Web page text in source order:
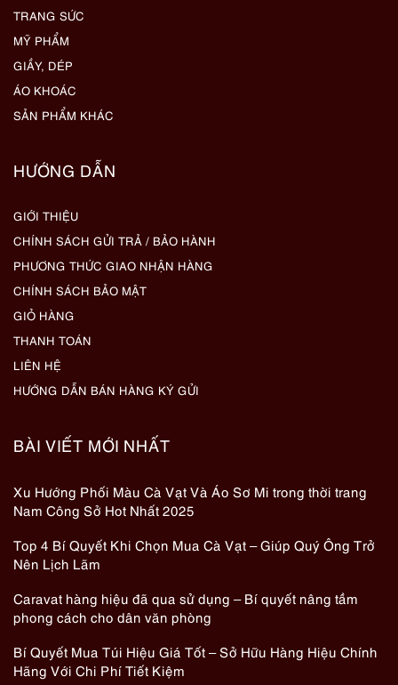
TRANG SỨC
MỸ PHẨM
GIẦY, DÉP
ÁO KHOÁC
SẢN PHẨM KHÁC
HƯỚNG DẪN
GIỚI THIỆU
CHÍNH SÁCH GỬI TRẢ / BẢO HÀNH
PHƯƠNG THỨC GIAO NHẬN HÀNG
CHÍNH SÁCH BẢO MẬT
GIỎ HÀNG
THANH TOÁN
LIÊN HỆ
HƯỚNG DẪN BÁN HÀNG KÝ GỬI
BÀI VIẾT MỚI NHẤT
Xu Hướng Phối Màu Cà Vạt Và Áo Sơ Mi trong thời trang
Nam Công Sở Hot Nhất 2025
Top 4 Bí Quyết Khi Chọn Mua Cà Vạt – Giúp Quý Ông Trở
Nên Lịch Lãm
Caravat hàng hiệu đã qua sử dụng – Bí quyết nâng tầm
phong cách cho dân văn phòng
Bí Quyết Mua Túi Hiệu Giá Tốt – Sở Hữu Hàng Hiệu Chính
Hãng Với Chi Phí Tiết Kiệm